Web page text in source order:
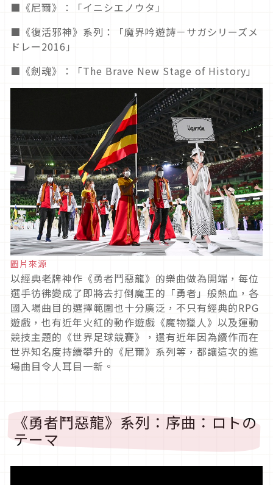
■《尼爾》：「イニシエノウタ」
■《復活邪神》系列：「魔界吟遊詩－サガシリーズメ
ドレー2016」
■《劍魂》：「The Brave New Stage of History」
圖片來源
以經典老牌神作《勇者鬥惡龍》的樂曲做為開端，每位
選手彷彿變成了即將去打倒魔王的「勇者」般熱血，各
國入場曲目的選擇範圍也十分廣泛，不只有經典的RPG
遊戲，也有近年火紅的動作遊戲《魔物獵人》以及運動
競技主題的《世界足球競賽》，還有近年因為續作而在
世界知名度持續攀升的《尼爾》系列等，都讓這次的進
場曲目令人耳目一新。
《勇者鬥惡龍》系列：序曲：ロトの
テーマ